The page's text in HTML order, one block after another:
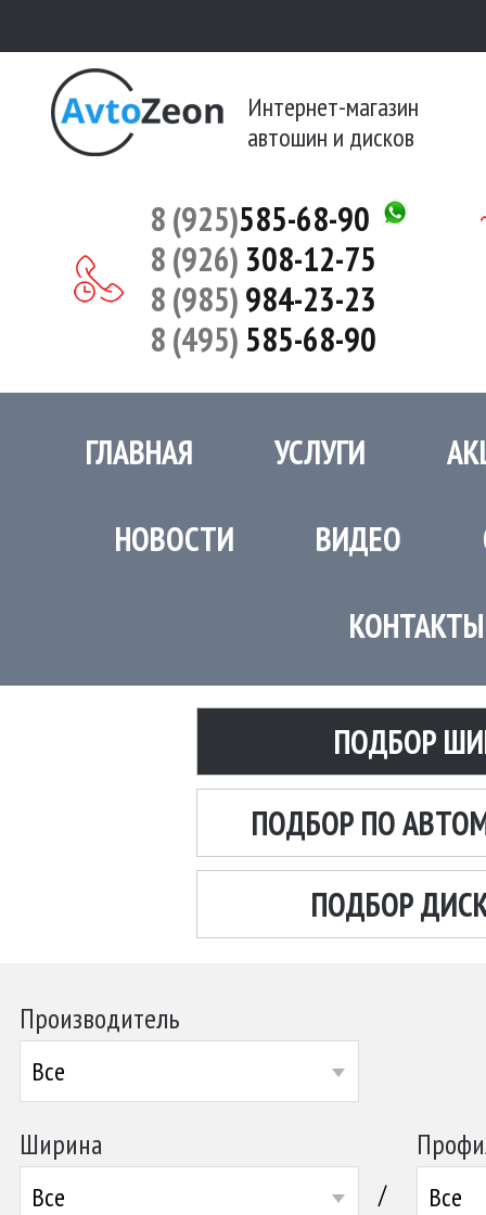
Интернет-магазин
автошин и дисков
8 (925)585-68-90
8 (926) 308-12-75
8 (985)984-23-23
8 (495)585-68-90
ГЛАВНАЯ УСЛУГИ
НОВОСТИ ВИДЕО
КОНТАКТЫ
ПОДБОР
ПОДБОР ПО
ПОДБОР
Производитель
Все
Ширина
Все / Все